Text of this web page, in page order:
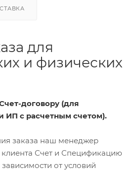
для
и физических
договору (для
ИП с расчетным счетом).
заказа наш менеджер
клиента Счет и Спецификацию
от условий